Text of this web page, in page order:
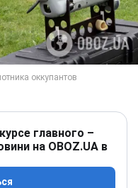
главного –
на OBOZ.UA в